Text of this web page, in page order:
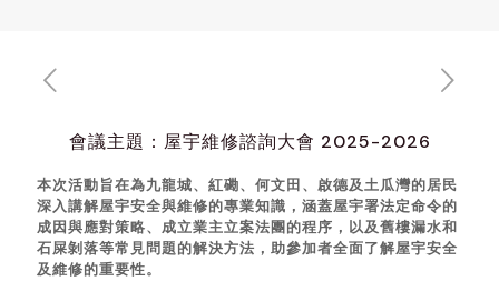
會議主題：屋宇維修諮詢大會 2025-2026
本次活動旨在為九龍城、紅磡、何文田、啟德及土瓜灣的居民
深入講解屋宇安全與維修的專業知識，涵蓋屋宇署法定命令的
成因與應對策略、成立業主立案法團的程序，以及舊樓漏水和
石屎剝落等常見問題的解決方法，助參加者全面了解屋宇安全
及維修的重要性。